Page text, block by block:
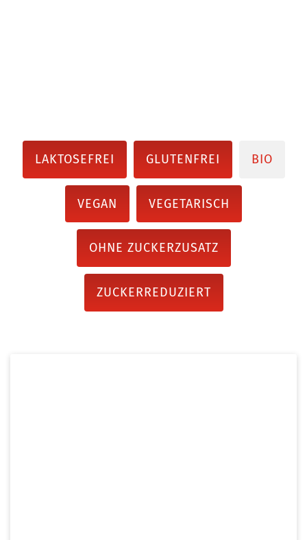
LAKTOSEFREI GLUTENFREI BIO
VEGAN VEGETARISCH
OHNE ZUCKERZUSATZ
ZUCKERREDUZIERT